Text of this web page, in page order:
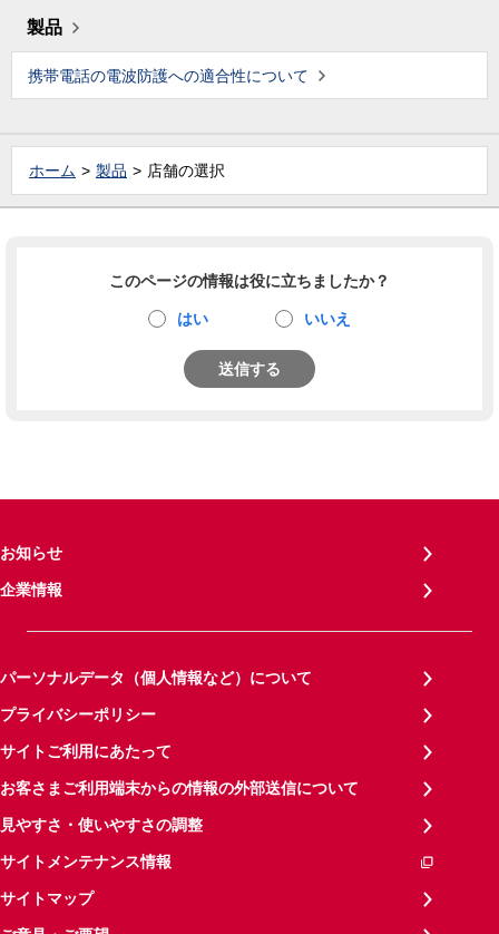
製品
携帯電話の電波防護への適合性について
ホーム 製品 店舗の選択
このページの情報は役に立ちましたか？
はい いいえ
送信する
お知らせ
企業情報
パーソナルデータ（個人情報など）について
プライバシーポリシー
サイトご利用にあたって
お客さまご利用端末からの情報の外部送信について
見やすさ・使いやすさの調整
サイトメンテナンス情報
サイトマップ